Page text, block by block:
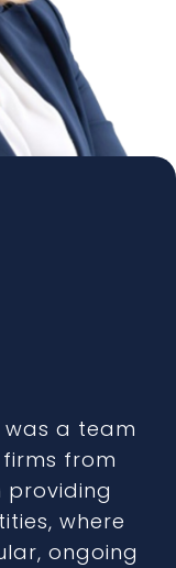
was a team
from
providing
where
ongoing